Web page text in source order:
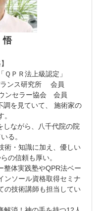
ＰＲ法上級認定」
ンス研究所 会員
ンセラー協会 会員
調を見ていて、 施術家の
。
しながら、八千代院の院
る。
術・知識に加え、優しい
の信頼も厚い。
整体実践塾やQPR法ベー
ンソール資格取得セミナ
の技術講師も担当してい